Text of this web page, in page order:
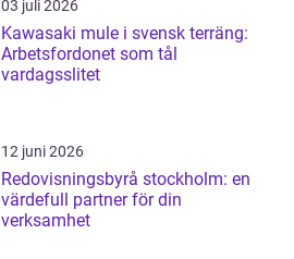
03 juli 2026
Kawasaki mule i svensk terräng:
Arbetsfordonet som tål
vardagsslitet
12 juni 2026
Redovisningsbyrå stockholm: en
värdefull partner för din
verksamhet